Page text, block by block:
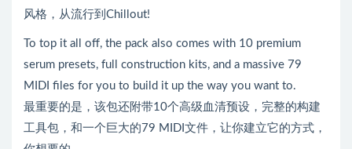
风格，从流行到Chillout!
To top it all off, the pack also comes with 10 premium
serum presets, full construction kits, and a massive 79
MIDI files for you to build it up the way you want to.
最重要的是，该包还附带10个高级血清预设，完整的构建
工具包，和一个巨大的79 MIDI文件，让你建立它的方式，